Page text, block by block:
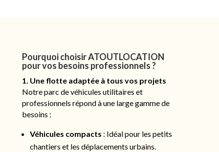
Pourquoi choisir ATOUTLOCATION
pour vos besoins professionnels ?
1. Une flotte adaptée à tous vos projets
Notre parc de véhicules utilitaires et
professionnels répond à une large gamme de
besoins :
Véhicules compacts : Idéal pour les petits
chantiers et les déplacements urbains.